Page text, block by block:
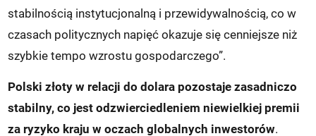
stabilnością instytucjonalną i przewidywalnością, co w
czasach politycznych napięć okazuje się cenniejsze niż
szybkie tempo wzrostu gospodarczego”.
Polski złoty w relacji do dolara pozostaje zasadniczo
stabilny, co jest odzwierciedleniem niewielkiej premii
za ryzyko kraju w oczach globalnych inwestorów.